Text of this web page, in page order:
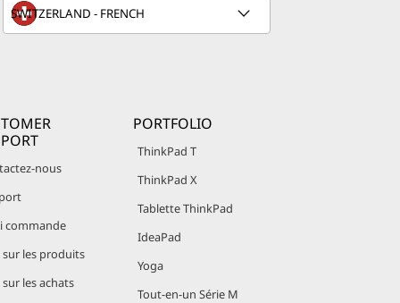
nous
commande
sur les produits
sur les achats
PORTFOLIO
ThinkPad T
ThinkPad X
Tablette ThinkPad
IdeaPad
Yoga
Tout-en-un Série M